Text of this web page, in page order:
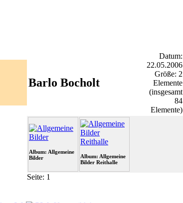
Barlo Bocholt
Datum:
22.05.2006
Größe: 2
Elemente
(insgesamt
84
Elemente)
Album: Allgemeine
Bilder
Album: Allgemeine
Bilder Reithalle
Seite: 1